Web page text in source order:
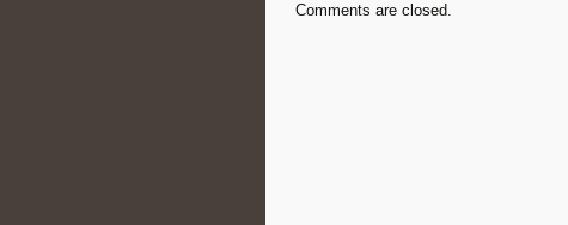
Comments are closed.